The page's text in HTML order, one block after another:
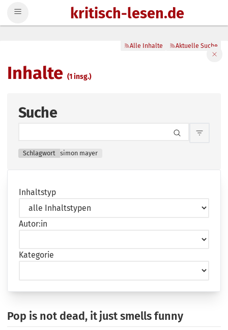
kritisch-lesen.de
Inhalte(1 insg.)
Alle Inhalte Aktuelle Suche
Suche
Schlagwort simon mayer
Inhaltstyp
Autor:in
Kategorie
Pop is not dead, it just smells funny